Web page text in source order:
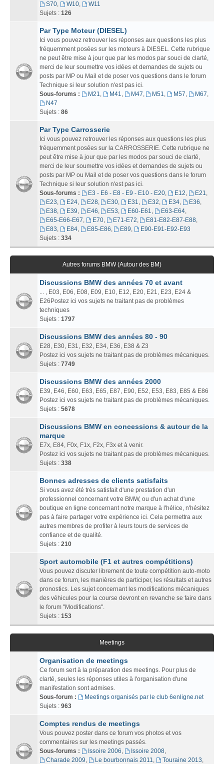
S70, W10,
W11
Sujets : 126
Par Type Moteur (DIESEL)
Ici vous pouvez retrouver les réponses aux questions les plus
fréquemment posées sur les moteurs à DIESEL. Cette rubrique
ne peut être mise à jour que par les modos par souci de clarté,
merci de leur soumettre vos idées et demandes de sujets ou
posts par MP ou Mail et de poser vos questions dans le forum
Technique si leur solution n'est pas ici.
Sous-forums :
M21, M41, M47, M51, M57, M67,
N47
Sujets : 86
Par Type Carrosserie
Ici vous pouvez retrouver les réponses aux questions les plus
fréquemment posées sur la CARROSSERIE. Cette rubrique ne
peut être mise à jour que par les modos par souci de clarté,
merci de leur soumettre vos idées et demandes de sujets ou
posts par MP ou Mail et de poser vos questions dans le forum
Technique si leur solution n'est pas ici.
Sous-forums :
E3 - E6 - E8 - E9 - E10 - E20, E12, E21,
E23, E24, E28, E30, E31, E32, E34, E36,
E38, E39, E46, E53, E60-E61, E63-E64,
E65-E66-E67, E70, E71-E72, E81-E82-E87-E88,
E83, E84, E85-E86, E89,
E90-E91-E92-E93
Sujets : 334
Autres forums BMW (Autour des BM)
Discussions BMW des années 70 et avant
... , E03, E06, E08, E09, E10, E12, E20, E21, E23, E24 &
E26Postez ici vos sujets ne traitant pas de problèmes
techniques
Sujets : 1797
Discussions BMW des années 80 - 90
E28, E30, E31, E32, E34, E36, E38 & Z3
Postez ici vos sujets ne traitant pas de problèmes mécaniques.
Sujets : 7749
Discussions BMW des années 2000
E39, E46, E60, E63, E65, E87, E90, E52, E53, E83, E85 & E86
Postez ici vos sujets ne traitant pas de problèmes mécaniques.
Sujets : 5678
Discussions BMW en concessions & autour de la
marque
E7x, E84, F0x, F1x, F2x, F3x et à venir.
Postez ici vos sujets ne traitant pas de problèmes mécaniques.
Sujets : 338
Bonnes adresses de clients satisfaits
Si vous avez été très satisfait d'une prestation d'un
professionnel concernant votre BMW, ou d'un achat d'une
boutique en ligne concernant notre marque à l'hélice, n'hésitez
pas à faire partager votre expérience ici. Cela permettra aux
autres membres de profiter à leurs tours de services de
confiance et de qualité.
Sujets : 210
Sport automobile (F1 et autres compétitions)
Vous pouvez discuter librement de toute compétition auto-moto
dans ce forum, les manières de participer, les résultats et autres
pronostics. Les sujet concernant les modifications mécaniques
des véhicules pour la course devront en revanche se faire dans
le forum "Modifications".
Sujets : 153
Meetings
Organisation de meetings
Ce forum sert à la préparation des meetings. Pour plus de
clarté, seules les réponses utiles à l'organisation d'une
manifestation sont admises.
Sous-forum :
Meetings organisés par le club 6enligne.net
Sujets : 963
Comptes rendus de meetings
Vous pouvez poster dans ce forum vos photos et vos
commentaires sur les meetings passés.
Sous-forums :
Issoire 2006, Issoire 2008,
Charade 2009, Le bourbonnais 2011, Touraine 2013,